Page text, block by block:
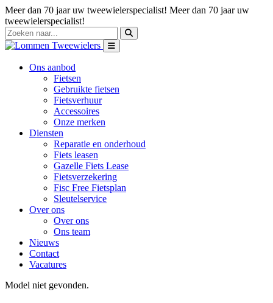
Meer dan 70 jaar uw tweewielerspecialist! Meer dan 70 jaar uw
tweewielerspecialist!
Ons aanbod
Fietsen
Gebruikte fietsen
Fietsverhuur
Accessoires
Onze merken
Diensten
Reparatie en onderhoud
Fiets leasen
Gazelle Fiets Lease
Fietsverzekering
Fisc Free Fietsplan
Sleutelservice
Over ons
Over ons
Ons team
Nieuws
Contact
Vacatures
Model niet gevonden.